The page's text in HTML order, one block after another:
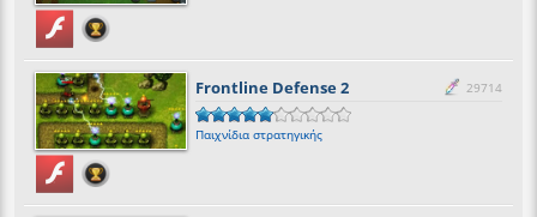
Frontline Defense 2 29714
Παιχνίδια στρατηγικής